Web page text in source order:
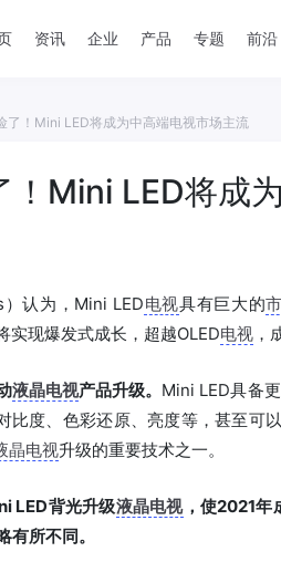
资讯 企业 产品 专题 前沿
了！Mini LED将成为中高端电视市场主流
！Mini LED将成
认为，Mini LED电视具有巨大的
实现爆发式成长，超越OLED电视 ，
液晶电视产品升级。 Mini LED具备
比度、色彩还原、亮度等，甚至可
晶电视升级的重要技术之一。
LED背光升级液晶电视，使2021年
所不同。